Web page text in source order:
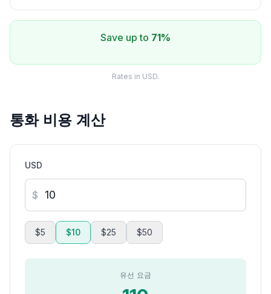
Save up to 71%
Rates in USD.
통화 비용 계산
USD
$
$5 $10 $25 $50
유선 요금